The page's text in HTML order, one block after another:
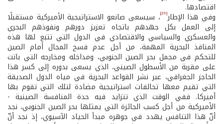
اقتصادها.
وفي هذا الإطار[29] ، سيسعى صانعو الاستراتيجية الأميركية مستقبلًا
إلى العمل بكل جهدهم باتجاه تعزيز دورهم ونفوذهم البحري
والعسكري والسياسي والاقتصادي في الدول التي تتبع لها هذه
المنافذ البحرية المهمة، من أجل عدم فسح المجال أمام الصين
للتحكم في مجمل بحر الصين الجنوبي، ومداخله ومخارجه التي باتت
على مقربة من الأسطول الصيني، الذي يسعى بدوره إلى كسر هذا
الحاجز الجغرافي، عبر نشر القواعد البحرية في مياه الدول الصديقة
التي تقيم معها تحالفات استراتيجية مضادة لتلك التي تقوم بها
أميركا. ففي الوقت الذي تتزايد فيه حدة المنافسة الصينية -
الأميركية من أجل كسب الجائزة التي يمثلها بحر الصين الجنوبي، نجد
أنّ هذا التنافس يهدد في جوهره مبدأ الحياد الآسيوي، إذ نجد أنّ